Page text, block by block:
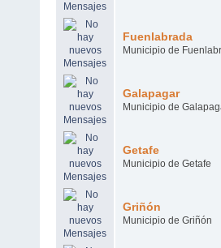
Fuenlabrada
Municipio de
Galapagar
Municipio de
Getafe
Municipio de Getafe
Griñón
Municipio de Griñón